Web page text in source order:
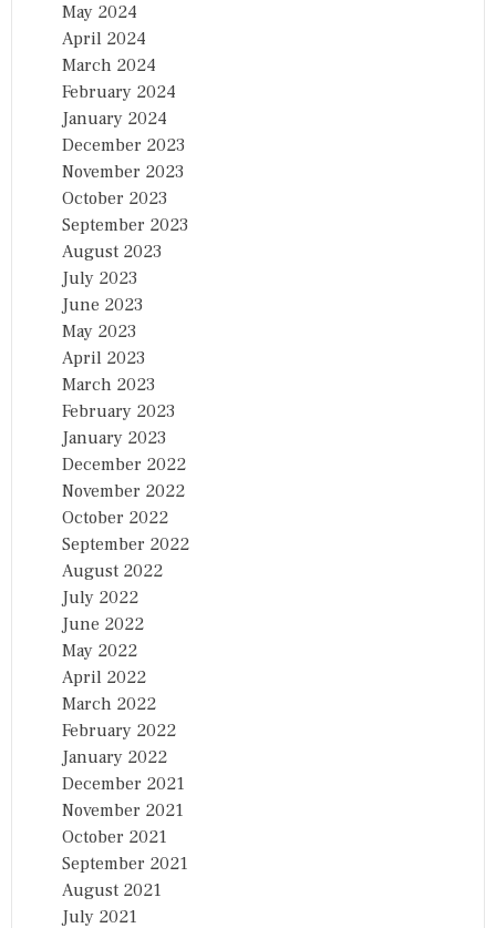
May 2024
April 2024
March 2024
February 2024
January 2024
December 2023
November 2023
October 2023
September 2023
August 2023
July 2023
June 2023
May 2023
April 2023
March 2023
February 2023
January 2023
December 2022
November 2022
October 2022
September 2022
August 2022
July 2022
June 2022
May 2022
April 2022
March 2022
February 2022
January 2022
December 2021
November 2021
October 2021
September 2021
August 2021
July 2021